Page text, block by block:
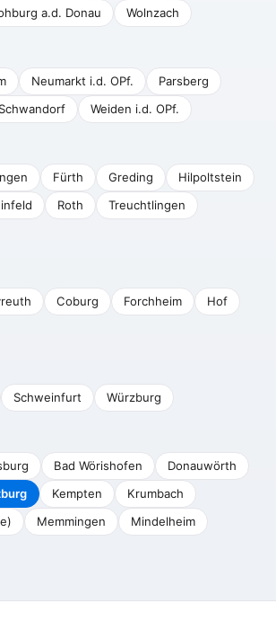
a.d. Donau Wolnzach
Neumarkt i.d. OPf.
Parsberg
Schwandorf Weiden i.d. OPf.
Fürth Greding
Hilpoltstein
Roth
Treuchtlingen
Coburg Forchheim
Hof
Schweinfurt Würzburg
Bad Wörishofen
Donauwörth
Kempten
Krumbach
Memmingen Mindelheim